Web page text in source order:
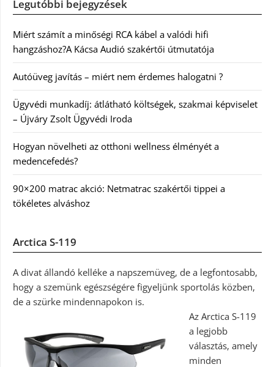
Legutóbbi bejegyzések
Miért számít a minőségi RCA kábel a valódi hifi
hangzáshoz?A Kácsa Audió szakértői útmutatója
Autóüveg javítás – miért nem érdemes halogatni ?
Ügyvédi munkadíj: átlátható költségek, szakmai képviselet
– Újváry Zsolt Ügyvédi Iroda
Hogyan növelheti az otthoni wellness élményét a
medencefedés?
90×200 matrac akció: Netmatrac szakértői tippei a
tökéletes alváshoz
Arctica S-119
A divat állandó kelléke a napszemüveg, de a legfontosabb,
hogy a szemünk egészségére figyeljünk sportolás közben,
de a szürke mindennapokon is.
Az Arctica S-119
a legjobb
választás, amely
minden